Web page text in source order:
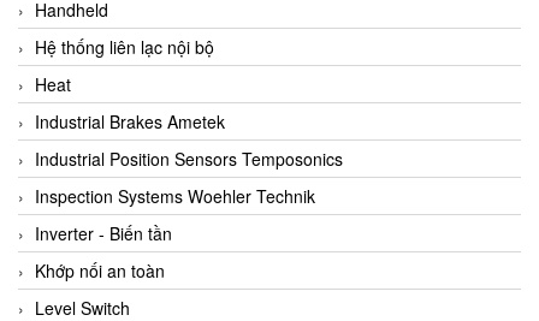
ASCO CO2
Asker
AT2E
ATC Pneumatic
ATEX System
ATI - IA
ATI (Analytical Technology Inc)
Atos
Atrax
Handheld
Hệ thống liên lạc nội bộ
Heat
Industrial Brakes Ametek
Industrial Position Sensors Temposonics
Inspection Systems Woehler Technik
Inverter - Biến tần
Khớp nối an toàn
Level Switch